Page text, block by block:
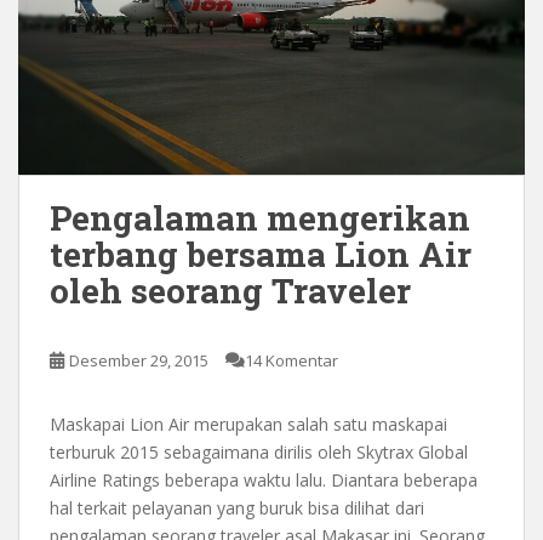
Pengalaman mengerikan
terbang bersama Lion Air
oleh seorang Traveler
Desember 29, 2015 14 Komentar
Maskapai Lion Air merupakan salah satu maskapai
terburuk 2015 sebagaimana dirilis oleh Skytrax Global
Airline Ratings beberapa waktu lalu. Diantara beberapa
hal terkait pelayanan yang buruk bisa dilihat dari